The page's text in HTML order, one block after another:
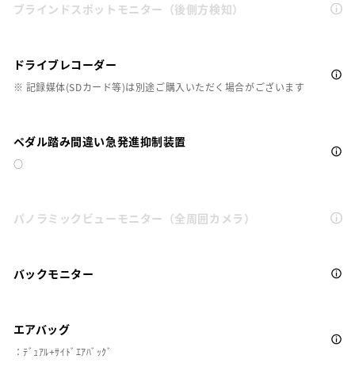
ブラインドスポットモニター（後側方検知）
ドライブレコーダー
※ 記録媒体(SDカード等)は別途ご購入いただく場合がございます
ペダル踏み間違い急発進抑制装置
○
パノラミックビューモニター（全周囲カメラ）
バックモニター
エアバッグ
：ﾃﾞｭｱﾙ+ｻｲﾄﾞｴｱﾊﾞｯｸﾞ